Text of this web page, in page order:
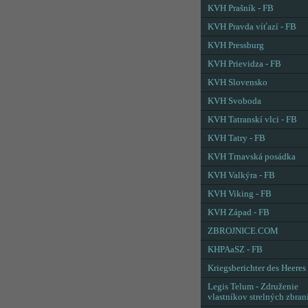
KVH Prašník - FB
KVH Pravda víťazí - FB
KVH Pressburg
KVH Prievidza - FB
KVH Slovensko
KVH Svoboda
KVH Tatranskí vlci - FB
KVH Tatry - FB
KVH Trnavská posádka
KVH Valkýra - FB
KVH Viking - FB
KVH Západ - FB
ZBROJNICE.COM
KHPAaSZ - FB
Kriegsberichter des Heeres
Legis Telum - Združenie
vlastníkov strelných